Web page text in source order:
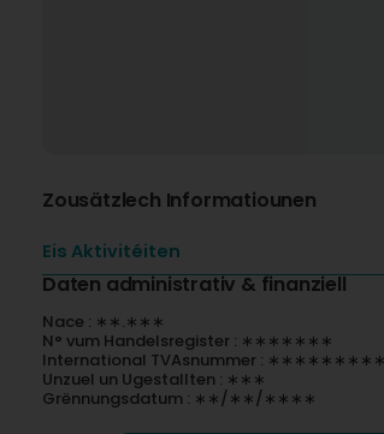
Zousätzlech Informatiounen
Eis Aktivitéiten
Daten administrativ & finanziell
Nace : ∗∗.∗∗∗
N° vum Handelsregister : ∗∗∗∗∗∗∗
International TVAsnummer :
Unzuel un Ugestallten : ∗∗∗
Grënnungsdatum : ∗∗/∗∗/∗∗∗∗